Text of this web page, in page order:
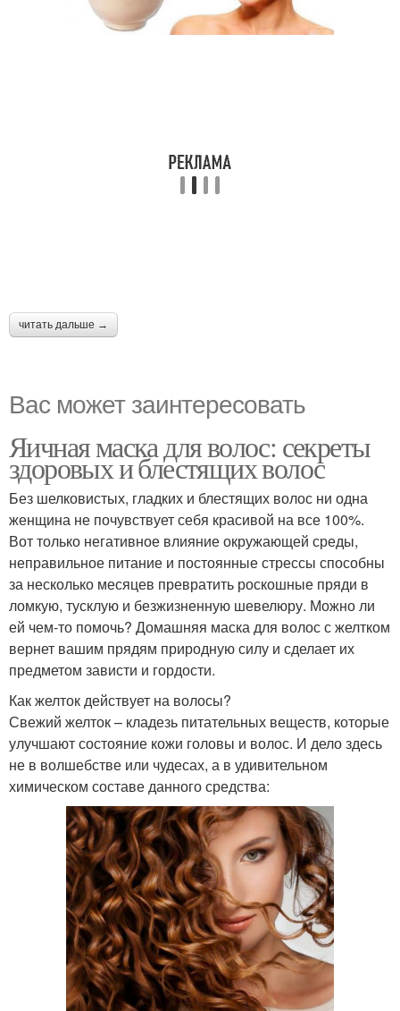
читать дальше →
Вас может заинтересовать
Яичная маска для волос: секреты
здоровых и блестящих волос
Без шелковистых, гладких и блестящих волос ни одна
женщина не почувствует себя красивой на все 100%.
Вот только негативное влияние окружающей среды,
неправильное питание и постоянные стрессы способны
за несколько месяцев превратить роскошные пряди в
ломкую, тусклую и безжизненную шевелюру. Можно ли
ей чем-то помочь? Домашняя маска для волос с желтком
вернет вашим прядям природную силу и сделает их
предметом зависти и гордости.
Как желток действует на волосы?
Свежий желток – кладезь питательных веществ, которые
улучшают состояние кожи головы и волос. И дело здесь
не в волшебстве или чудесах, а в удивительном
химическом составе данного средства: